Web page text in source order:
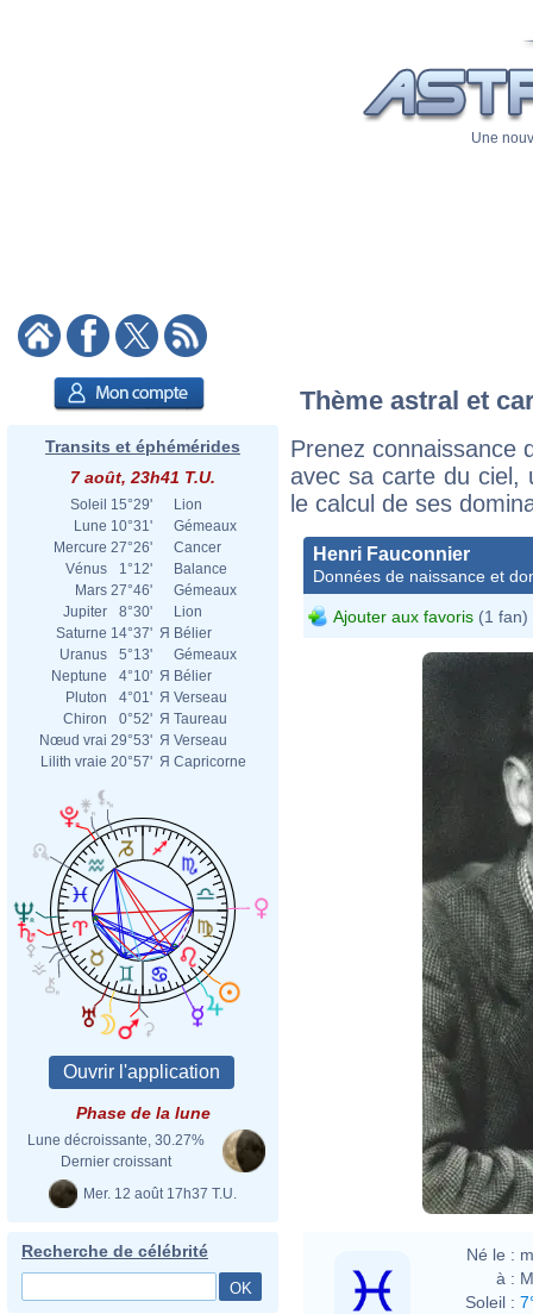
Une
Transits et éphémérides
7 août, 23h41 T.U.
Soleil 15°29'
Lion
Lune 10°31'
Gémeaux
Mercure 27°26'
Cancer
Vénus
1°12'
Balance
Mars 27°46'
Gémeaux
Jupiter
8°30'
Lion
Saturne 14°37' Я Bélier
Uranus
5°13'
Gémeaux
Neptune
4°10' Я Bélier
Pluton
4°01' Я Verseau
Chiron
0°52' Я Taureau
Nœud vrai 29°53' Я Verseau
Lilith vraie 20°57' Я Capricorne
Phase de la lune
Lune décroissante, 30.27%
Dernier croissant
Mer. 12 août 17h37 T.U.
Recherche de célébrité
Thème astral et
Prenez connaissance
avec sa carte du ciel,
le calcul de ses
Henri Fauconnier
Données de naissance et
Ajouter aux favoris (1 fan)
Né le :
à :
Soleil :